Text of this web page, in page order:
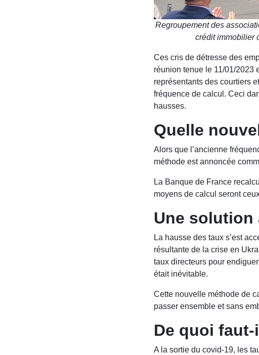
Regroupement des
crédit immobilier
Ces cris de détresse des
réunion tenue le 11/01/2023
représentants des courtiers
fréquence de calcul. Ceci
hausses.
Quelle
Alors que l’ancienne
méthode est annoncée
La Banque de France
moyens de calcul seront
Une solution
La hausse des taux s’est
résultante de la crise en
taux directeurs pour
était inévitable.
Cette nouvelle méthode de
passer ensemble et sans
De quoi
A la sortie du covid-19, les